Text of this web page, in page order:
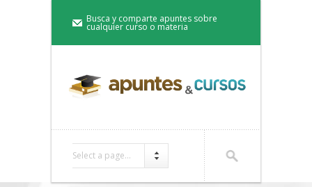
Busca y comparte apuntes sobre
cualquier curso o materia
Select a page...